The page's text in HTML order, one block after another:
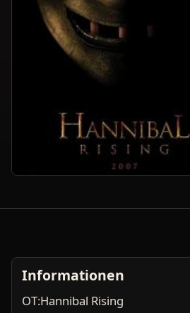
Informationen
OT:Hannibal Rising